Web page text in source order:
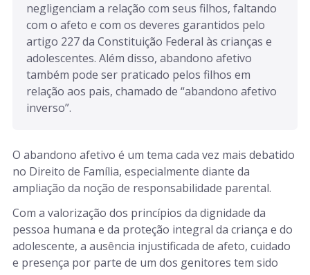
negligenciam a relação com seus filhos, faltando
com o afeto e com os deveres garantidos pelo
artigo 227 da Constituição Federal às crianças e
adolescentes. Além disso, abandono afetivo
também pode ser praticado pelos filhos em
relação aos pais, chamado de “abandono afetivo
inverso”.
O abandono afetivo é um tema cada vez mais debatido
no Direito de Família, especialmente diante da
ampliação da noção de responsabilidade parental.
Com a valorização dos princípios da dignidade da
pessoa humana e da proteção integral da criança e do
adolescente, a ausência injustificada de afeto, cuidado
e presença por parte de um dos genitores tem sido